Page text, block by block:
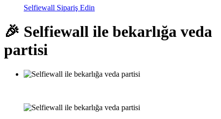
Selfiewall Sipariş Edin
🎉 Selfiewall ile bekarlığa veda
partisi